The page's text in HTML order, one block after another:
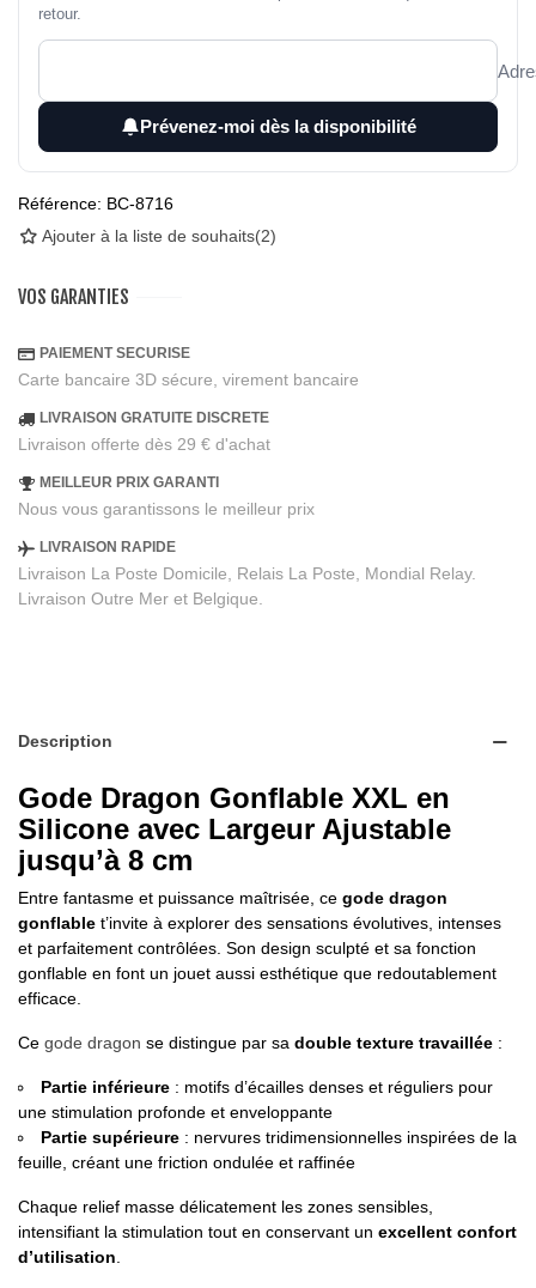
retour.
Prévenez-moi dès la disponibilité
Référence: BC-8716
Ajouter à la liste de souhaits(2)
VOS GARANTIES
PAIEMENT SECURISE
Carte bancaire 3D sécure, virement bancaire
LIVRAISON GRATUITE DISCRETE
Livraison offerte dès 29 € d'achat
MEILLEUR PRIX GARANTI
Nous vous garantissons le meilleur prix
LIVRAISON RAPIDE
Livraison La Poste Domicile, Relais La Poste, Mondial Relay.
Livraison Outre Mer et Belgique.
Description
Gode Dragon Gonflable XXL en
Silicone avec Largeur Ajustable
jusqu’à 8 cm
Entre fantasme et puissance maîtrisée, ce gode dragon
gonflable t’invite à explorer des sensations évolutives, intenses
et parfaitement contrôlées. Son design sculpté et sa fonction
gonflable en font un jouet aussi esthétique que redoutablement
efficace.
Ce gode dragon se distingue par sa double texture travaillée :
Partie inférieure : motifs d’écailles denses et réguliers pour
une stimulation profonde et enveloppante
Partie supérieure : nervures tridimensionnelles inspirées de la
feuille, créant une friction ondulée et raffinée
Chaque relief masse délicatement les zones sensibles,
intensifiant la stimulation tout en conservant un excellent confort
d’utilisation